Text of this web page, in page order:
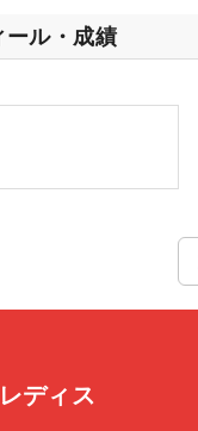
ール・成績
ディス